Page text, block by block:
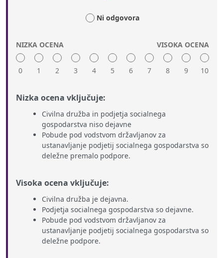
Ni odgovora
NIZKA OCENA
0 1 2 3 4 5 6 7 8 9
VISOKA OCENA
10
Nizka ocena vključuje:
Civilna družba in podjetja socialnega
gospodarstva niso dejavne
Pobude pod vodstvom državljanov za
ustanavljanje podjetij socialnega gospodarstva so
deležne premalo podpore.
Visoka ocena vključuje:
Civilna družba je dejavna.
Podjetja socialnega gospodarstva so dejavne.
Pobude pod vodstvom državljanov za
ustanavljanje podjetij socialnega gospodarstva so
deležne podpore.